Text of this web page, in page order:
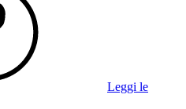
Leggi le